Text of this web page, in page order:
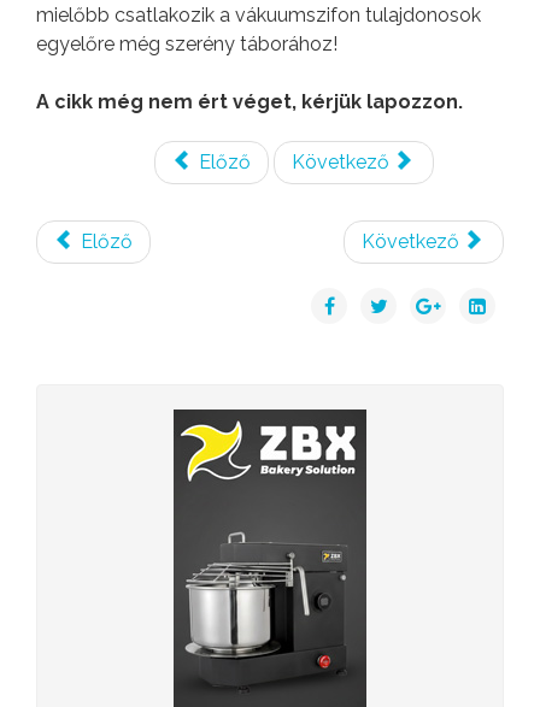
mielőbb csatlakozik a vákuumszifon tulajdonosok
egyelőre még szerény táborához!
A cikk még nem ért véget, kérjük lapozzon.
Előző Következő
Előző Következő